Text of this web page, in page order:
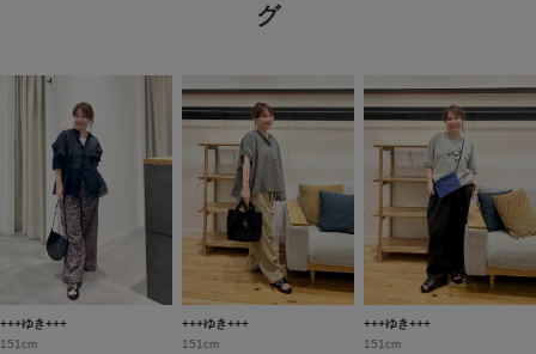
グ
+++ゆき+++
151cm
+++ゆき+++
151cm
+++ゆき+++
151cm